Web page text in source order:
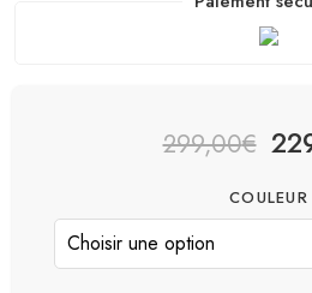
299,00€
COULEUR